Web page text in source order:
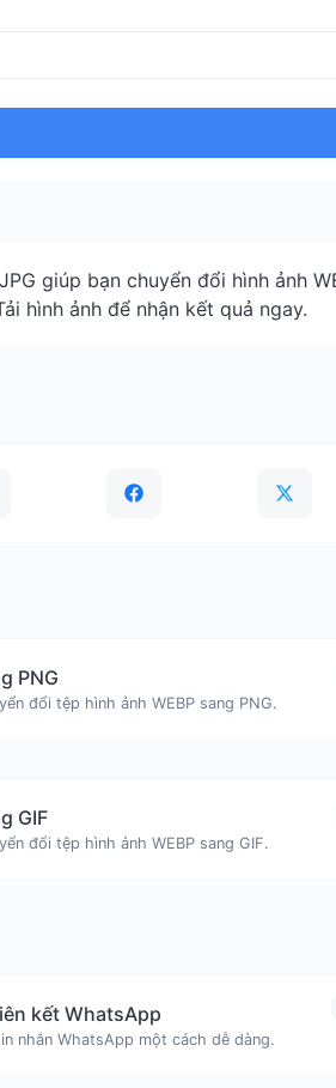
giúp bạn chuyển đổi hình ảnh
hình ảnh để nhận kết quả ngay.
PNG
đổi tệp hình ảnh WEBP sang PNG.
GIF
đổi tệp hình ảnh WEBP sang GIF.
kết WhatsApp
nhắn WhatsApp một cách dễ dàng.